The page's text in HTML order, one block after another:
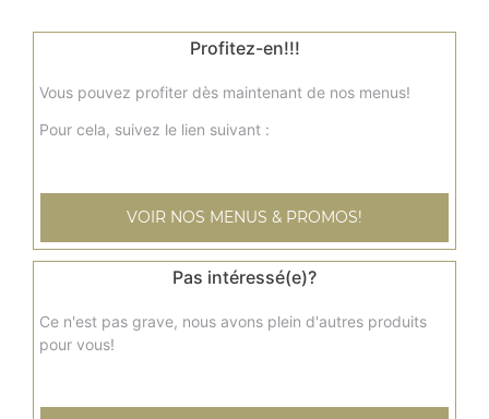
Salade poulet
Salade verte, tomates, poulet, sauce maison
7.00€
Salade verte, crevettes, tomates, concombre, maïs
8.00 €
Profitez-en!!!
Vous pouvez profiter dès maintenant de nos menus!
Pour cela, suivez le lien suivant :
VOIR NOS MENUS & PROMOS!
Pas intéressé(e)?
Ce n'est pas grave, nous avons plein d'autres produits
pour vous!